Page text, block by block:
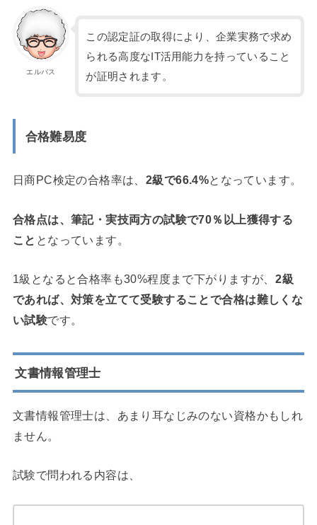
エルバス
この認定証の取得により、企業実務で求め
られる高度なIT活用能力を持っていること
が証明されます。
合格難易度
日商PC検定の合格率は、 2級で66.4%となっています。
合格点は、筆記・実技両方の試験で70％以上獲得する
こと となっています。
1級となると合格率も30%程度まで下がりますが、2級
であれば、対策を立てて受験することで合格は難しくな
い試験です。
文書情報管理士
文書情報管理士は、あまり耳なじみのない資格かもしれ
ません。
試験で問われる内容は、